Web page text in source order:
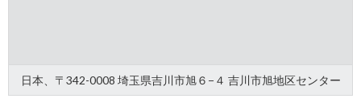
日本、〒342-0008 埼玉県吉川市旭６−４ 吉川市旭地区センター